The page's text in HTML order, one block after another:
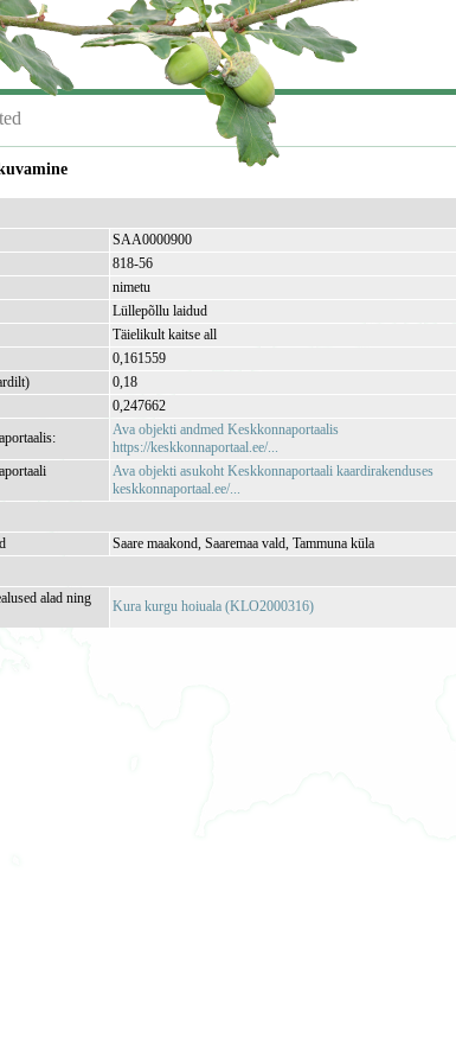
SAA0000900
818-56
nimetu
Lüllepõllu laidud
Täielikult kaitse all
0,161559
0,18
0,247662
Ava objekti andmed Keskkonnaportaalis
https://keskkonnaportaal.ee/...
Ava objekti asukoht Keskkonnaportaali kaardirakenduses
keskkonnaportaal.ee/...
Saare maakond, Saaremaa vald, Tammuna küla
alad ning
Kura kurgu hoiuala (KLO2000316)